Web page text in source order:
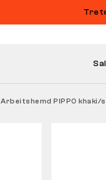
Arbeitshemd PIPPO khaki/